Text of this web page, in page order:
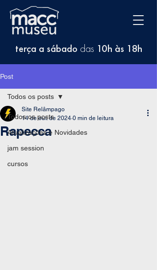
terça a sábado das 10h às 18h
Post
Todos os posts
Atualizações e Novidades
jam session
cursos
Todos os posts
Rapecca
Site Relâmpago
14 de out. de 2024 0 min de leitura